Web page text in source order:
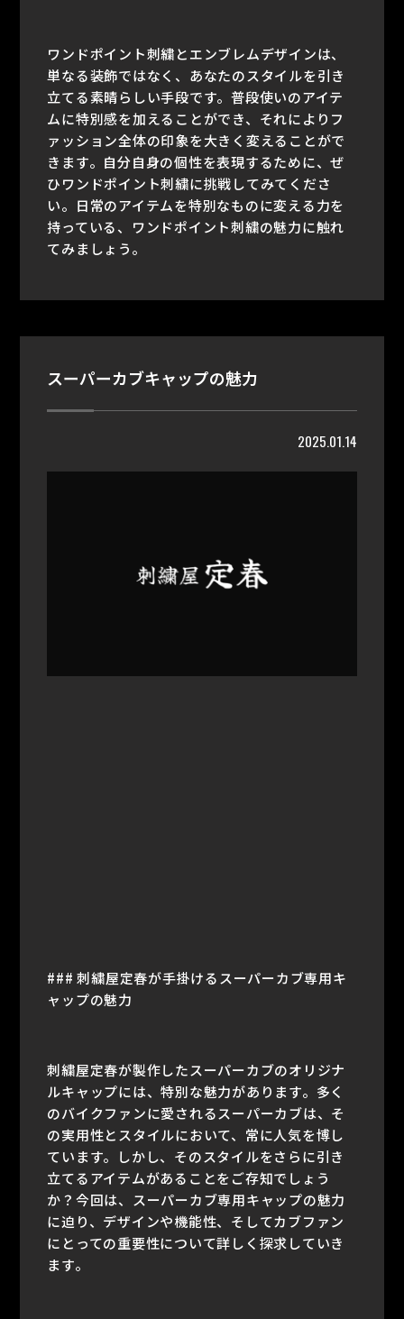
ワンドポイント刺繍とエンブレムデザインは、
単なる装飾ではなく、あなたのスタイルを引き
立てる素晴らしい手段です。普段使いのアイテ
ムに特別感を加えることができ、それによりフ
ァッション全体の印象を大きく変えることがで
きます。自分自身の個性を表現するために、ぜ
ひワンドポイント刺繍に挑戦してみてくださ
い。日常のアイテムを特別なものに変える力を
持っている、ワンドポイント刺繍の魅力に触れ
てみましょう。
スーパーカブキャップの魅力
2025.01.14
### 刺繍屋定春が手掛けるスーパーカブ専用キ
ャップの魅力
刺繍屋定春が製作したスーパーカブのオリジナ
ルキャップには、特別な魅力があります。多く
のバイクファンに愛されるスーパーカブは、そ
の実用性とスタイルにおいて、常に人気を博し
ています。しかし、そのスタイルをさらに引き
立てるアイテムがあることをご存知でしょう
か？今回は、スーパーカブ専用キャップの魅力
に迫り、デザインや機能性、そしてカブファン
にとっての重要性について詳しく探求していき
ます。